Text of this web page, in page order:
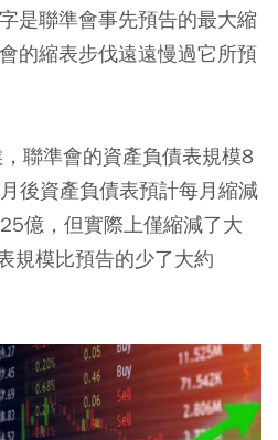
是聯準會事先預告的最大縮
的縮表步伐遠遠慢過它所預
聯準會的資產負債表規模8
後資產負債表預計每月縮減
億，但實際上僅縮減了大
規模比預告的少了大約